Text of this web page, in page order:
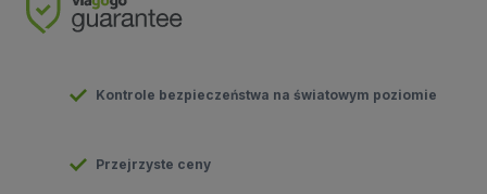
Kontrole bezpieczeństwa na światowym poziomie
Przejrzyste ceny